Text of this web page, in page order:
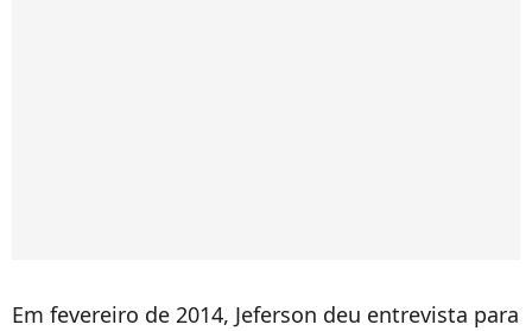
Em fevereiro de 2014, Jeferson deu entrevista para